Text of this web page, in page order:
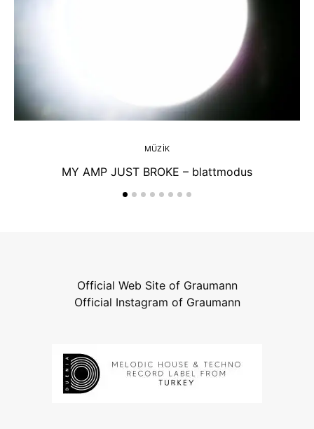
MÜZIK
MY AMP JUST BROKE – blattmodus
Official Web Site of Graumann
Official Instagram of Graumann